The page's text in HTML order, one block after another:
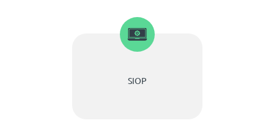
SIOP